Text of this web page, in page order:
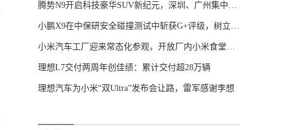
腾势N9开启科技豪华SUV新纪元，深圳、广州集中交付仪式圆满举行
小鹏X9在中保研安全碰撞测试中斩获G+评级，树立50万元内MPV安全新标杆
小米汽车工厂迎来常态化参观，开放厂内小米食堂体验
理想L7交付两周年创佳绩：累计交付超28万辆
理想汽车为小米“双Ultra”发布会让路，雷军感谢李想